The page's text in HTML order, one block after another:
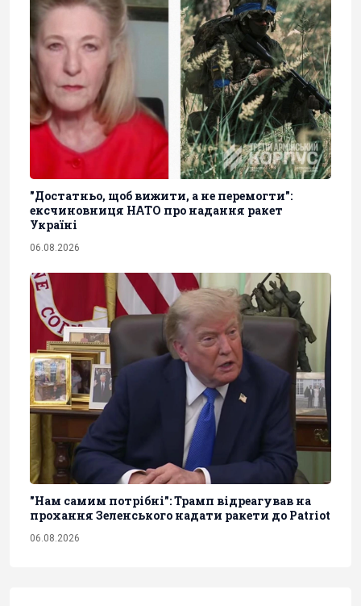
"Достатньо, щоб вижити, а не перемогти":
ексчиновниця НАТО про надання ракет
Україні
06.08.2026
"Нам самим потрібні": Трамп відреагував на
прохання Зеленського надати ракети до Patriot
06.08.2026